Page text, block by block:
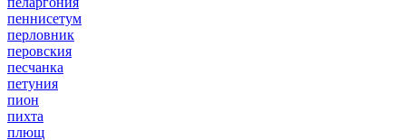
пеннисетум
перловник
перовския
песчанка
петуния
пион
пихта
плющ